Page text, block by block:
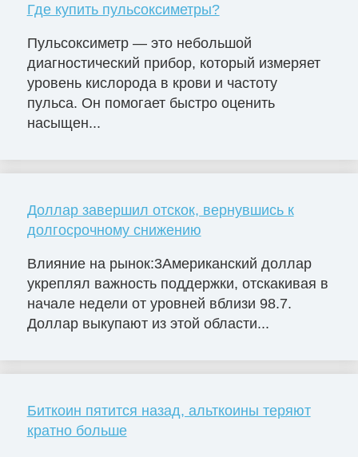
Где купить пульсоксиметры?
Пульсоксиметр — это небольшой
диагностический прибор, который измеряет
уровень кислорода в крови и частоту
пульса. Он помогает быстро оценить
насыщен...
Доллар завершил отскок, вернувшись к
долгосрочному снижению
Влияние на рынок:3Американский доллар
укреплял важность поддержки, отскакивая в
начале недели от уровней вблизи 98.7.
Доллар выкупают из этой области...
Биткоин пятится назад, альткоины теряют
кратно больше